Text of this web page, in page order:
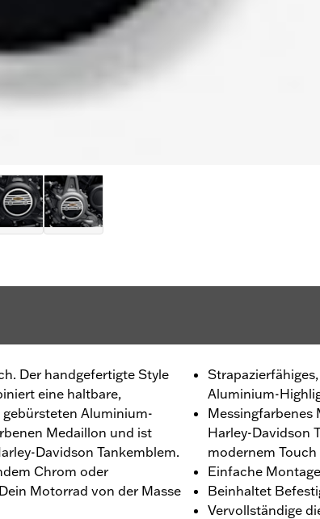
Der handgefertigte Style
eine haltbare,
Aluminium-
Medaillon und ist
Davidson Tankemblem.
Chrom oder
Motorrad von der Masse
Aluminium-
Messingfarbenes
Harley-Davidson
modernem Touch
Einfache Montage
Beinhaltet
Vervollständige